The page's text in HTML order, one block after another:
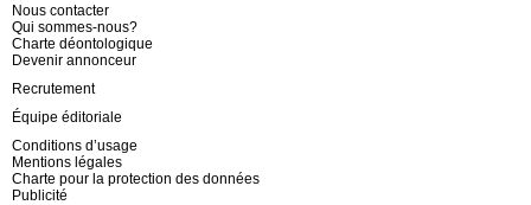
Nous contacter
Qui sommes-nous?
Charte déontologique
Devenir annonceur
Recrutement
Équipe éditoriale
Conditions d’usage
Mentions légales
Charte pour la protection des données
Publicité